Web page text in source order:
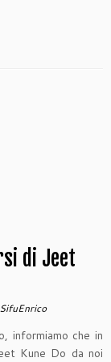
di Jeet
SifuEnrico
informiamo che in
Kune Do da noi